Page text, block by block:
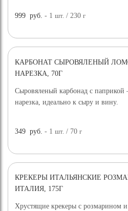
999 руб. - 1шт. / 230г
КАРБОНАТ СЫРОВЯЛЕНЫЙ ЛОМО
НАРЕЗКА, 70Г
Сыровяленый карбонад с
нарезка, идеально к сыру и вину.
349 руб. - 1шт. / 70г
КРЕКЕРЫ ИТАЛЬЯНСКИЕ
ИТАЛИЯ, 175Г
Хрустящие крекеры с розмарином